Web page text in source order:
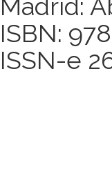
Madrid:
ISBN:
ISSN-e